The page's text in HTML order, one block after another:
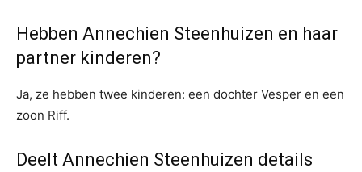
Hebben Annechien Steenhuizen en haar
partner kinderen?
Ja, ze hebben twee kinderen: een dochter Vesper en een
zoon Riff.
Deelt Annechien Steenhuizen details